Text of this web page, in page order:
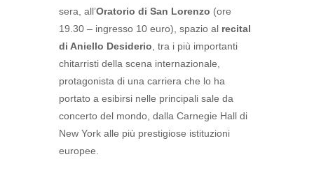
sera, all’Oratorio di San Lorenzo (ore
19.30 – ingresso 10 euro), spazio al recital
di Aniello Desiderio , tra i più importanti
chitarristi della scena internazionale,
protagonista di una carriera che lo ha
portato a esibirsi nelle principali sale da
concerto del mondo, dalla Carnegie Hall di
New York alle più prestigiose istituzioni
europee.